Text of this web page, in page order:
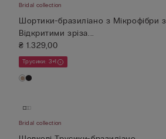
Bridal collection
Шортики-бразиліано з Мікрофібри з
Відкритими зріза...
₴ 1.329,00
Трусики: 3+1
Bridal collection